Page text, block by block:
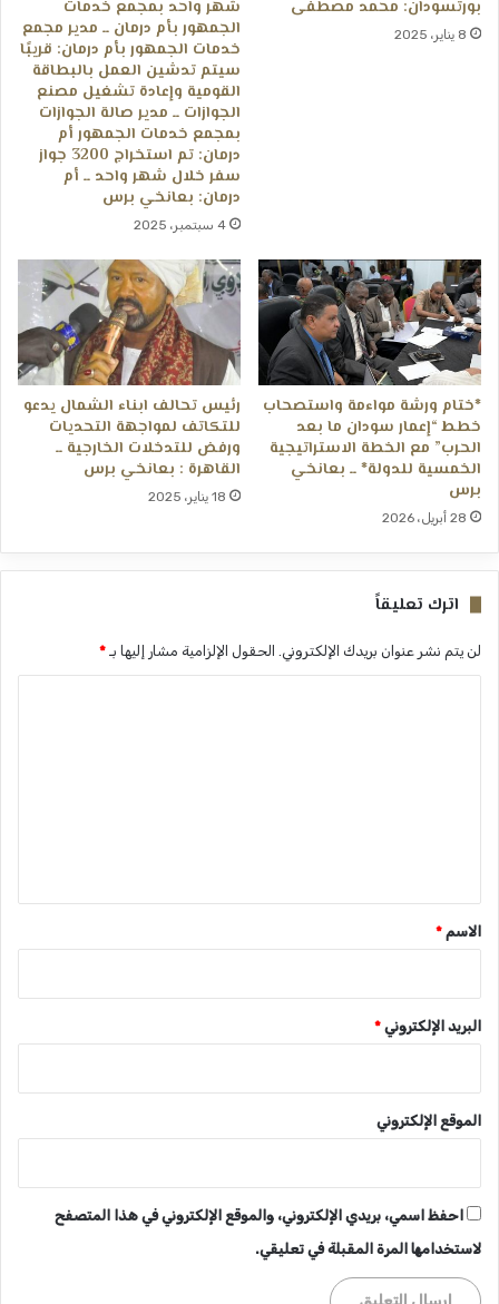
بورتسودان: محمد مصطفى
8 يناير، 2025
شهر واحد بمجمع خدمات
الجمهور بأم درمان ــ مدير مجمع
خدمات الجمهور بأم درمان: قريبًا
سيتم تدشين العمل بالبطاقة
القومية وإعادة تشغيل مصنع
الجوازات ــ مدير صالة الجوازات
بمجمع خدمات الجمهور أم
درمان: تم استخراج 3200 جواز
سفر خلال شهر واحد ــ أم
درمان: بعانخي برس
4 سبتمبر، 2025
*ختام ورشة مواءمة واستصحاب
خطط “إعمار سودان ما بعد
الحرب” مع الخطة الاستراتيجية
الخمسية للدولة* ــ ​بعانخي
برس
28 أبريل، 2026
رئيس تحالف ابناء الشمال يدعو
للتكاتف لمواجهة التحديات
ورفض للتدخلات الخارجية ــ
القاھرة : بعانخي برس
18 يناير، 2025
اترك تعليقاً
لن يتم نشر عنوان بريدك الإلكتروني. الحقول الإلزامية مشار إليها بـ *
*
الاسم *
البريد الإلكتروني *
الموقع الإلكتروني
احفظ اسمي، بريدي الإلكتروني، والموقع الإلكتروني في هذا المتصفح
لاستخدامها المرة المقبلة في تعليقي.